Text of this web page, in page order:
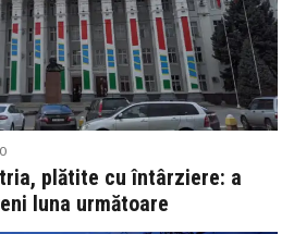
0
plătite cu întârziere: a
luna următoare